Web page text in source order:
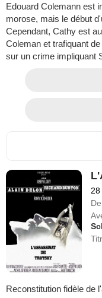
Edouard Colemann est
morose, mais le début
Cependant, Cathy est
Coleman et trafiquant
sur un crime impliquant
De
Reconstitution fidèle de